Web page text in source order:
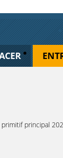
principal